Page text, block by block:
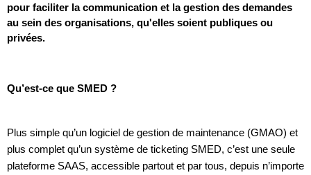
pour faciliter la communication et la gestion des demandes
au sein des organisations, qu'elles soient publiques ou
privées.
Qu’est-ce que SMED ?
Plus simple qu’un logiciel de gestion de maintenance (GMAO) et
plus complet qu’un système de ticketing SMED, c’est une seule
plateforme SAAS, accessible partout et par tous, depuis n’importe